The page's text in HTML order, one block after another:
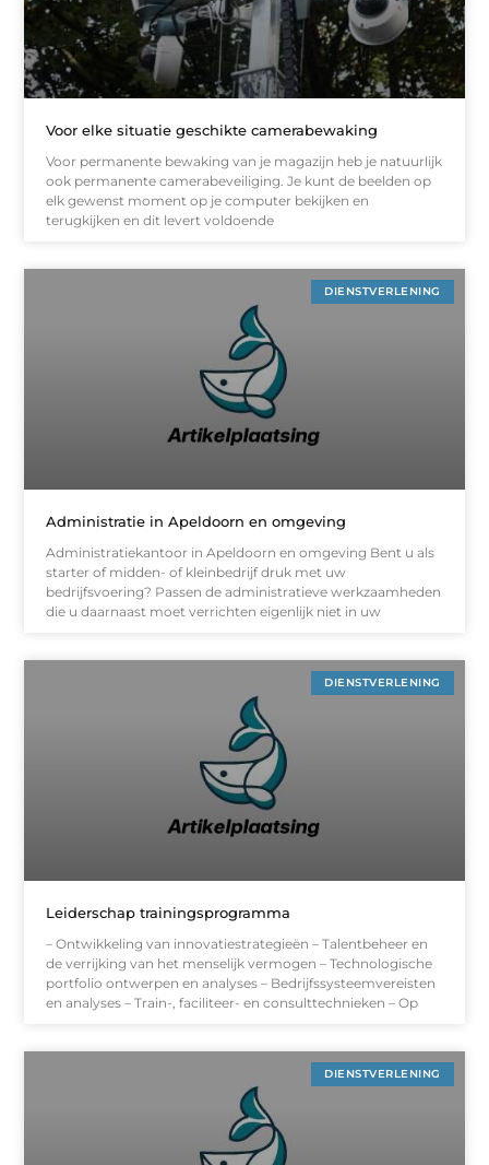
Voor elke situatie geschikte camerabewaking
Voor permanente bewaking van je magazijn heb je natuurlijk
ook permanente camerabeveiliging. Je kunt de beelden op
elk gewenst moment op je computer bekijken en
terugkijken en dit levert voldoende
DIENSTVERLENING
Administratie in Apeldoorn en omgeving
Administratiekantoor in Apeldoorn en omgeving Bent u als
starter of midden- of kleinbedrijf druk met uw
bedrijfsvoering? Passen de administratieve werkzaamheden
die u daarnaast moet verrichten eigenlijk niet in uw
DIENSTVERLENING
Leiderschap trainingsprogramma
– Ontwikkeling van innovatiestrategieën – Talentbeheer en
de verrijking van het menselijk vermogen – Technologische
portfolio ontwerpen en analyses – Bedrijfssysteemvereisten
en analyses – Train-, faciliteer- en consulttechnieken – Op
DIENSTVERLENING